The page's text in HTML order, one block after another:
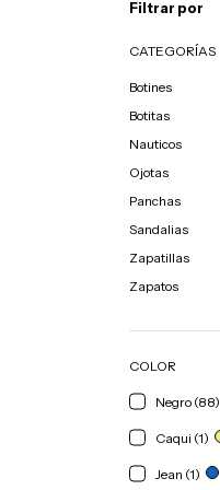
Filtrar por
CATEGORÍAS
Botines
Botitas
Nauticos
Ojotas
Panchas
Sandalias
Zapatillas
Zapatos
COLOR
Negro (88)
Caqui (1)
Jean (1)